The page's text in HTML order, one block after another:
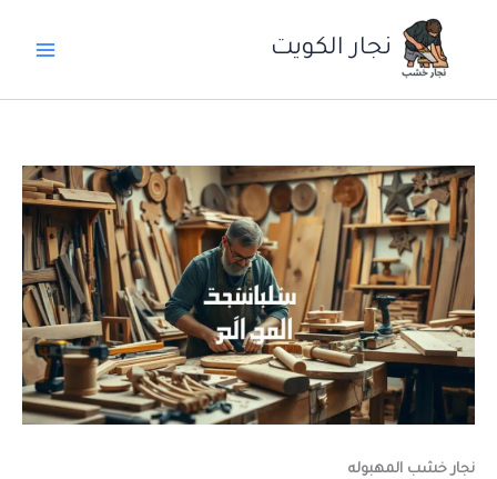
المحتوى
نجار الكويت
نجار خشب المهبوله